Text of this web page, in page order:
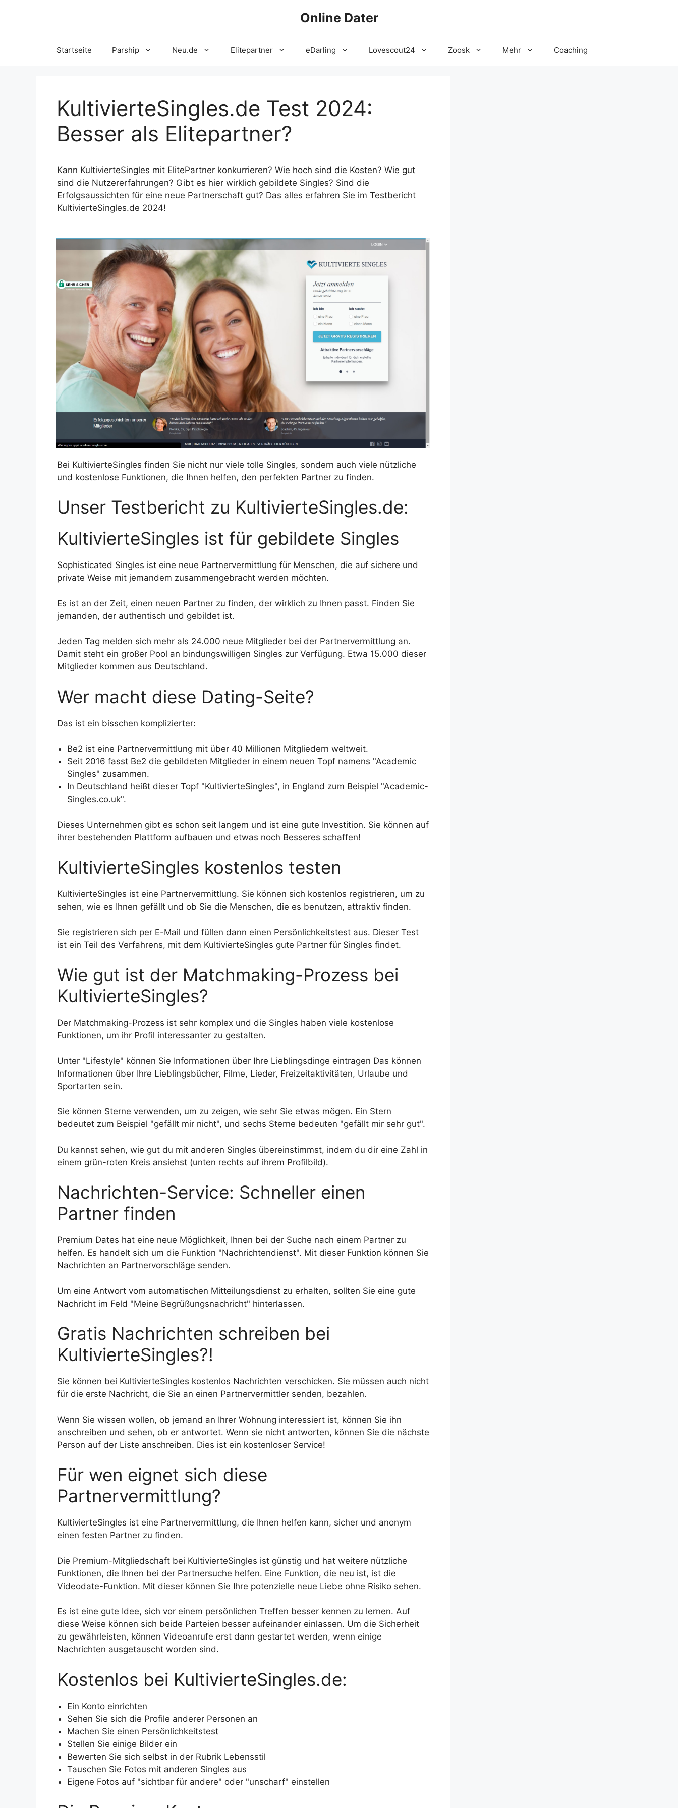
Online Dater
Startseite Parship Neu.de Elitepartner eDarling Lovescout24 Zoosk Mehr Coaching
KultivierteSingles.de Test 2024:
Besser als Elitepartner?
Kann KultivierteSingles mit ElitePartner konkurrieren? Wie hoch sind die Kosten? Wie gut
sind die Nutzererfahrungen? Gibt es hier wirklich gebildete Singles? Sind die
Erfolgsaussichten für eine neue Partnerschaft gut? Das alles erfahren Sie im Testbericht
KultivierteSingles.de 2024!
Bei KultivierteSingles finden Sie nicht nur viele tolle Singles, sondern auch viele nützliche
und kostenlose Funktionen, die Ihnen helfen, den perfekten Partner zu finden.
Unser Testbericht zu KultivierteSingles.de:
KultivierteSingles ist für gebildete Singles
Sophisticated Singles ist eine neue Partnervermittlung für Menschen, die auf sichere und
private Weise mit jemandem zusammengebracht werden möchten.
Es ist an der Zeit, einen neuen Partner zu finden, der wirklich zu Ihnen passt. Finden Sie
jemanden, der authentisch und gebildet ist.
Jeden Tag melden sich mehr als 24.000 neue Mitglieder bei der Partnervermittlung an.
Damit steht ein großer Pool an bindungswilligen Singles zur Verfügung. Etwa 15.000 dieser
Mitglieder kommen aus Deutschland.
Wer macht diese Dating-Seite?
Das ist ein bisschen komplizierter:
Be2 ist eine Partnervermittlung mit über 40 Millionen Mitgliedern weltweit.
Seit 2016 fasst Be2 die gebildeten Mitglieder in einem neuen Topf namens "Academic
Singles" zusammen.
In Deutschland heißt dieser Topf "KultivierteSingles", in England zum Beispiel "Academic-
Singles.co.uk".
Dieses Unternehmen gibt es schon seit langem und ist eine gute Investition. Sie können auf
ihrer bestehenden Plattform aufbauen und etwas noch Besseres schaffen!
KultivierteSingles kostenlos testen
KultivierteSingles ist eine Partnervermittlung. Sie können sich kostenlos registrieren, um zu
sehen, wie es Ihnen gefällt und ob Sie die Menschen, die es benutzen, attraktiv finden.
Sie registrieren sich per E-Mail und füllen dann einen Persönlichkeitstest aus. Dieser Test
ist ein Teil des Verfahrens, mit dem KultivierteSingles gute Partner für Singles findet.
Wie gut ist der Matchmaking-Prozess bei
KultivierteSingles?
Der Matchmaking-Prozess ist sehr komplex und die Singles haben viele kostenlose
Funktionen, um ihr Profil interessanter zu gestalten.
Unter "Lifestyle" können Sie Informationen über Ihre Lieblingsdinge eintragen Das können
Informationen über Ihre Lieblingsbücher, Filme, Lieder, Freizeitaktivitäten, Urlaube und
Sportarten sein.
Sie können Sterne verwenden, um zu zeigen, wie sehr Sie etwas mögen. Ein Stern
bedeutet zum Beispiel "gefällt mir nicht", und sechs Sterne bedeuten "gefällt mir sehr gut".
Du kannst sehen, wie gut du mit anderen Singles übereinstimmst, indem du dir eine Zahl in
einem grün-roten Kreis ansiehst (unten rechts auf ihrem Profilbild).
Nachrichten-Service: Schneller einen
Partner finden
Premium Dates hat eine neue Möglichkeit, Ihnen bei der Suche nach einem Partner zu
helfen. Es handelt sich um die Funktion "Nachrichtendienst". Mit dieser Funktion können Sie
Nachrichten an Partnervorschläge senden.
Um eine Antwort vom automatischen Mitteilungsdienst zu erhalten, sollten Sie eine gute
Nachricht im Feld "Meine Begrüßungsnachricht" hinterlassen.
Gratis Nachrichten schreiben bei
KultivierteSingles?!
Sie können bei KultivierteSingles kostenlos Nachrichten verschicken. Sie müssen auch nicht
für die erste Nachricht, die Sie an einen Partnervermittler senden, bezahlen.
Wenn Sie wissen wollen, ob jemand an Ihrer Wohnung interessiert ist, können Sie ihn
anschreiben und sehen, ob er antwortet. Wenn sie nicht antworten, können Sie die nächste
Person auf der Liste anschreiben. Dies ist ein kostenloser Service!
Für wen eignet sich diese
Partnervermittlung?
KultivierteSingles ist eine Partnervermittlung, die Ihnen helfen kann, sicher und anonym
einen festen Partner zu finden.
Die Premium-Mitgliedschaft bei KultivierteSingles ist günstig und hat weitere nützliche
Funktionen, die Ihnen bei der Partnersuche helfen. Eine Funktion, die neu ist, ist die
Videodate-Funktion. Mit dieser können Sie Ihre potenzielle neue Liebe ohne Risiko sehen.
Es ist eine gute Idee, sich vor einem persönlichen Treffen besser kennen zu lernen. Auf
diese Weise können sich beide Parteien besser aufeinander einlassen. Um die Sicherheit
zu gewährleisten, können Videoanrufe erst dann gestartet werden, wenn einige
Nachrichten ausgetauscht worden sind.
Kostenlos bei KultivierteSingles.de:
Ein Konto einrichten
Sehen Sie sich die Profile anderer Personen an
Machen Sie einen Persönlichkeitstest
Stellen Sie einige Bilder ein
Bewerten Sie sich selbst in der Rubrik Lebensstil
Tauschen Sie Fotos mit anderen Singles aus
Eigene Fotos auf "sichtbar für andere" oder "unscharf" einstellen